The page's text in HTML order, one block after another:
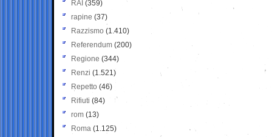
RAI (359)
rapine (37)
Razzismo (1.410)
Referendum (200)
Regione (344)
Renzi (1.521)
Repetto (46)
Rifiuti (84)
rom (13)
Roma (1.125)